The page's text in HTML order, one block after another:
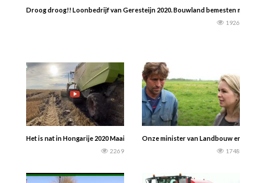
Droog droog!! Loonbedrijf van Geresteijn 2020. Bouwland bemesten met een
1926
Het is nat in Hongarije 2020 Maaidorsen in de modder.. Met een CLAAS
2269
Onze minister van Landbouw en
1748